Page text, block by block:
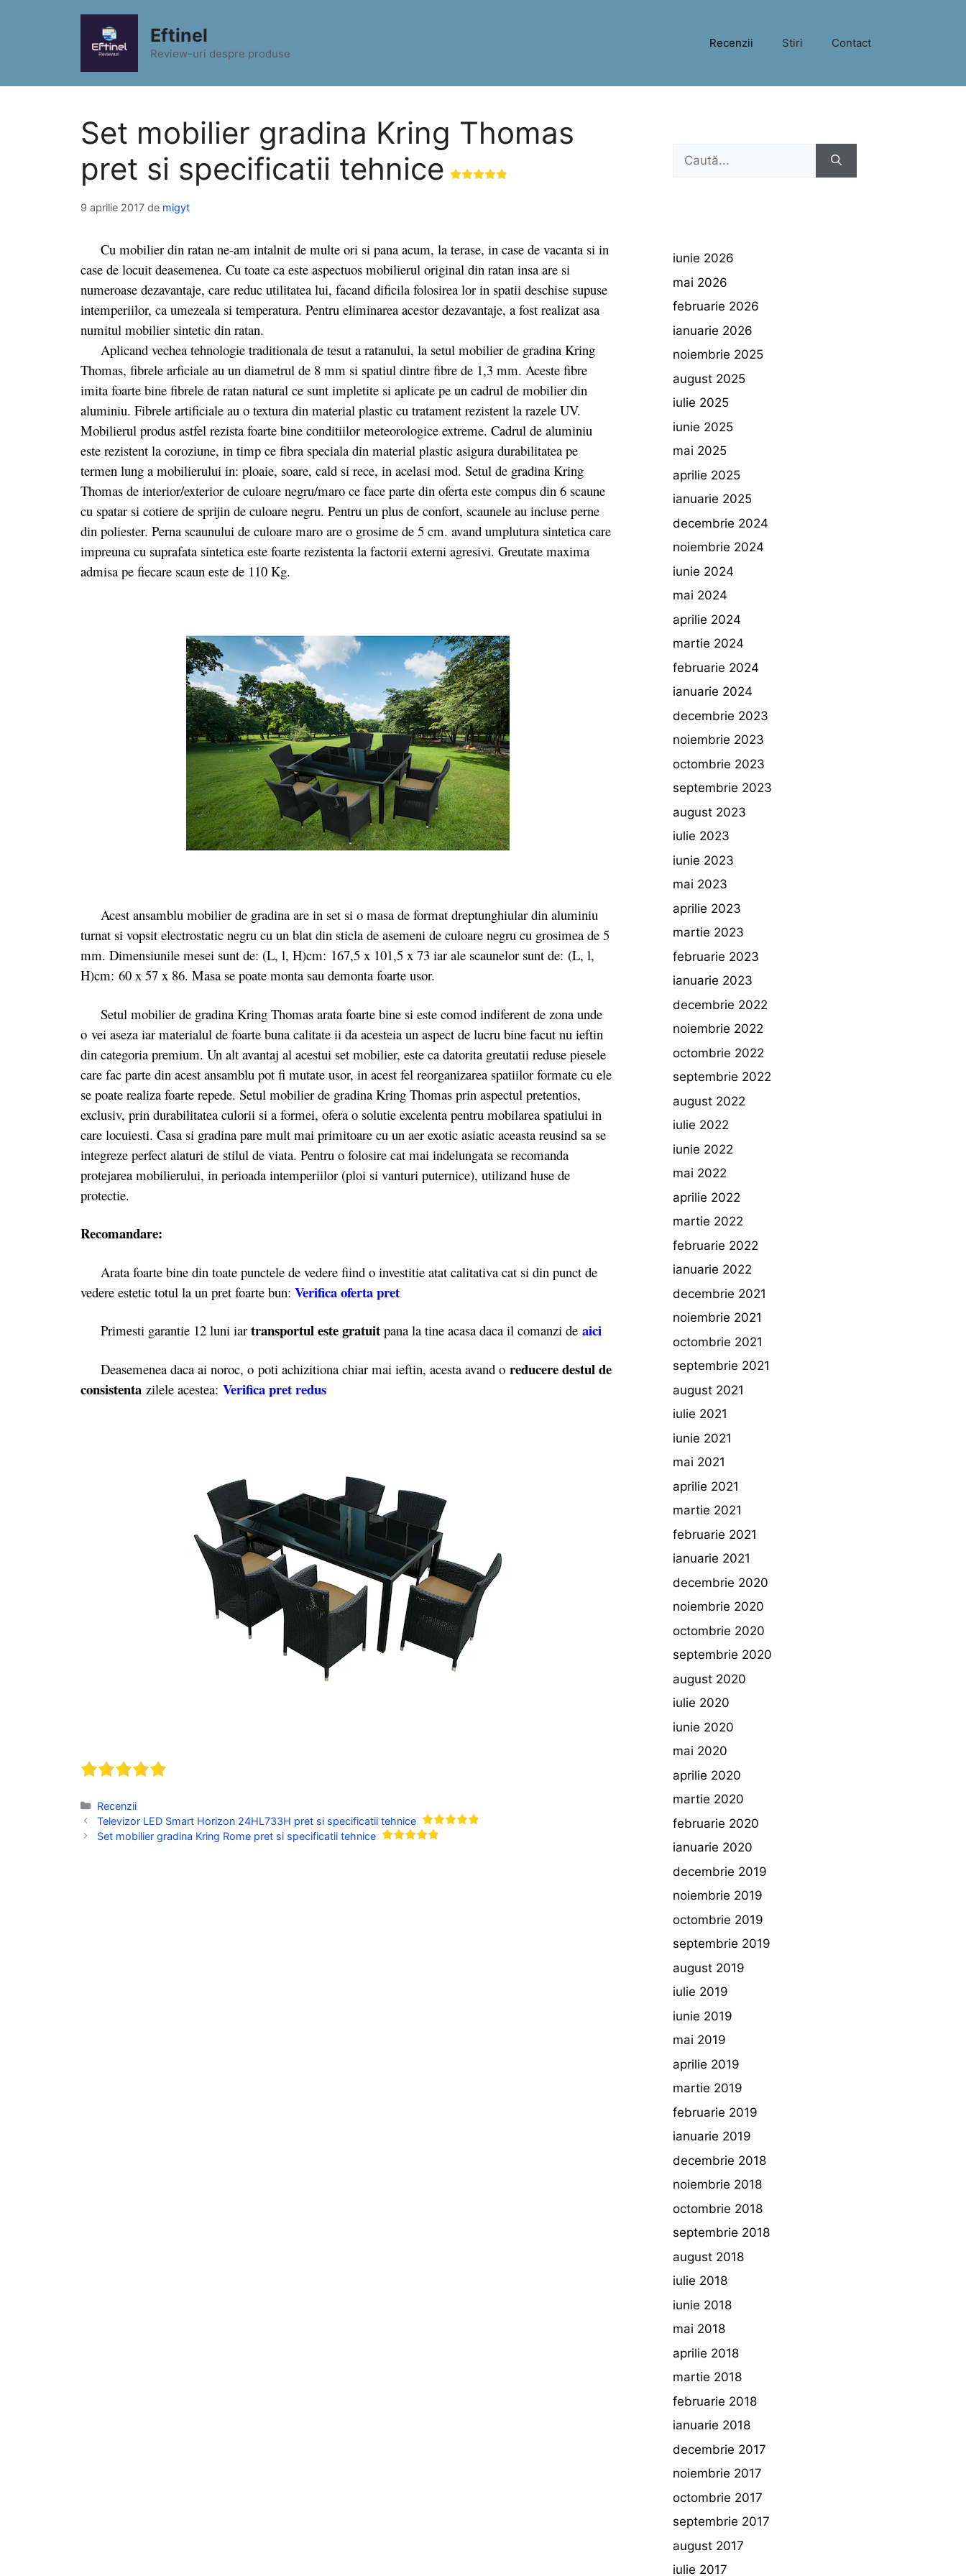
Eftinel
Review-uri despre produse
Recenzii Stiri Contact
Set mobilier gradina Kring Thomas
pret si specificatii tehnice
9 aprilie 2017 de migyt
Cu mobilier din ratan ne-am intalnit de multe ori si pana acum, la terase, in case de vacanta si in
case de locuit deasemenea. Cu toate ca este aspectuos mobilierul original din ratan insa are si
numeroase dezavantaje, care reduc utilitatea lui, facand dificila folosirea lor in spatii deschise supuse
intemperiilor, ca umezeala si temperatura. Pentru eliminarea acestor dezavantaje, a fost realizat asa
numitul mobilier sintetic din ratan.
Aplicand vechea tehnologie traditionala de tesut a ratanului, la setul mobilier de gradina Kring
Thomas, fibrele arficiale au un diametrul de 8 mm si spatiul dintre fibre de 1,3 mm. Aceste fibre
imita foarte bine fibrele de ratan natural ce sunt impletite si aplicate pe un cadrul de mobilier din
aluminiu. Fibrele artificiale au o textura din material plastic cu tratament rezistent la razele UV.
Mobilierul produs astfel rezista foarte bine conditiilor meteorologice extreme. Cadrul de aluminiu
este rezistent la coroziune, in timp ce fibra speciala din material plastic asigura durabilitatea pe
termen lung a mobilierului in: ploaie, soare, cald si rece, in acelasi mod. Setul de gradina Kring
Thomas de interior/exterior de culoare negru/maro ce face parte din oferta este compus din 6 scaune
cu spatar si cotiere de sprijin de culoare negru. Pentru un plus de confort, scaunele au incluse perne
din poliester. Perna scaunului de culoare maro are o grosime de 5 cm. avand umplutura sintetica care
impreuna cu suprafata sintetica este foarte rezistenta la factorii externi agresivi. Greutate maxima
admisa pe fiecare scaun este de 110 Kg.
Acest ansamblu mobilier de gradina are in set si o masa de format dreptunghiular din aluminiu
turnat si vopsit electrostatic negru cu un blat din sticla de asemeni de culoare negru cu grosimea de 5
mm. Dimensiunile mesei sunt de: (L, l, H)cm: 167,5 x 101,5 x 73 iar ale scaunelor sunt de: (L, l,
H)cm: 60 x 57 x 86. Masa se poate monta sau demonta foarte usor.
Setul mobilier de gradina Kring Thomas arata foarte bine si este comod indiferent de zona unde
o vei aseza iar materialul de foarte buna calitate ii da acesteia un aspect de lucru bine facut nu ieftin
din categoria premium. Un alt avantaj al acestui set mobilier, este ca datorita greutatii reduse piesele
care fac parte din acest ansamblu pot fi mutate usor, in acest fel reorganizarea spatiilor formate cu ele
se poate realiza foarte repede. Setul mobilier de gradina Kring Thomas prin aspectul pretentios,
exclusiv, prin durabilitatea culorii si a formei, ofera o solutie excelenta pentru mobilarea spatiului in
care locuiesti. Casa si gradina pare mult mai primitoare cu un aer exotic asiatic aceasta reusind sa se
integreze perfect alaturi de stilul de viata. Pentru o folosire cat mai indelungata se recomanda
protejarea mobilierului, in perioada intemperiilor (ploi si vanturi puternice), utilizand huse de
protectie.
Recomandare:
Arata foarte bine din toate punctele de vedere fiind o investitie atat calitativa cat si din punct de
vedere estetic totul la un pret foarte bun: Verifica oferta pret
Primesti garantie 12 luni iar transportul este gratuit pana la tine acasa daca il comanzi de aici
Deasemenea daca ai noroc, o poti achizitiona chiar mai ieftin, acesta avand o reducere destul de
consistenta zilele acestea: Verifica pret redus
Categorii
Recenzii
Televizor LED Smart Horizon 24HL733H pret si specificatii tehnice
Set mobilier gradina Kring Rome pret si specificatii tehnice
Caută
iunie 2026
mai 2026
februarie 2026
ianuarie 2026
noiembrie 2025
august 2025
iulie 2025
iunie 2025
mai 2025
aprilie 2025
ianuarie 2025
decembrie 2024
noiembrie 2024
iunie 2024
mai 2024
aprilie 2024
martie 2024
februarie 2024
ianuarie 2024
decembrie 2023
noiembrie 2023
octombrie 2023
septembrie 2023
august 2023
iulie 2023
iunie 2023
mai 2023
aprilie 2023
martie 2023
februarie 2023
ianuarie 2023
decembrie 2022
noiembrie 2022
octombrie 2022
septembrie 2022
august 2022
iulie 2022
iunie 2022
mai 2022
aprilie 2022
martie 2022
februarie 2022
ianuarie 2022
decembrie 2021
noiembrie 2021
octombrie 2021
septembrie 2021
august 2021
iulie 2021
iunie 2021
mai 2021
aprilie 2021
martie 2021
februarie 2021
ianuarie 2021
decembrie 2020
noiembrie 2020
octombrie 2020
septembrie 2020
august 2020
iulie 2020
iunie 2020
mai 2020
aprilie 2020
martie 2020
februarie 2020
ianuarie 2020
decembrie 2019
noiembrie 2019
octombrie 2019
septembrie 2019
august 2019
iulie 2019
iunie 2019
mai 2019
aprilie 2019
martie 2019
februarie 2019
ianuarie 2019
decembrie 2018
noiembrie 2018
octombrie 2018
septembrie 2018
august 2018
iulie 2018
iunie 2018
mai 2018
aprilie 2018
martie 2018
februarie 2018
ianuarie 2018
decembrie 2017
noiembrie 2017
octombrie 2017
septembrie 2017
august 2017
iulie 2017